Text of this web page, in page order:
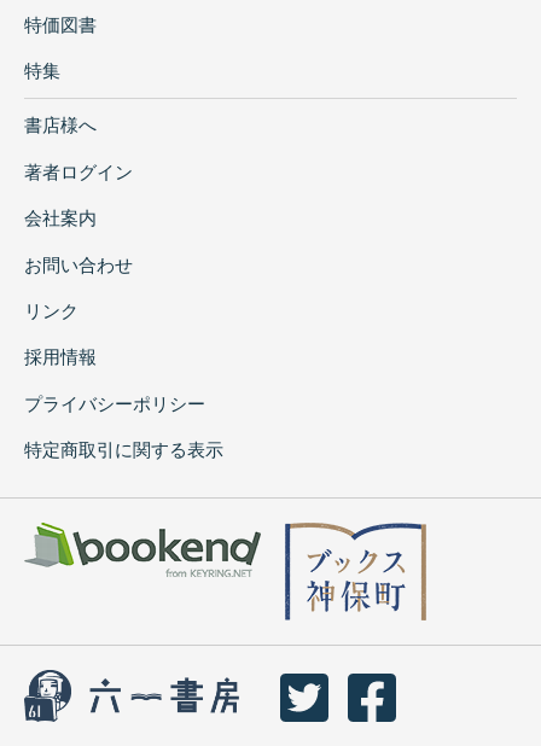
特価図書
特集
書店様へ
著者ログイン
会社案内
お問い合わせ
リンク
採用情報
プライバシーポリシー
特定商取引に関する表示